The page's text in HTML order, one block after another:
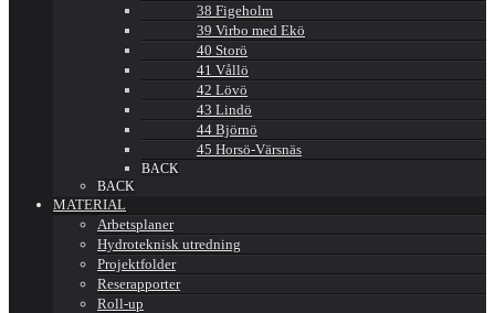
38 Figeholm
39 Virbo med Ekö
40 Storö
41 Vållö
42 Lövö
43 Lindö
44 Björnö
45 Horsö-Värsnäs
BACK
BACK
MATERIAL
Arbetsplaner
Hydroteknisk utredning
Projektfolder
Reserapporter
Roll-up